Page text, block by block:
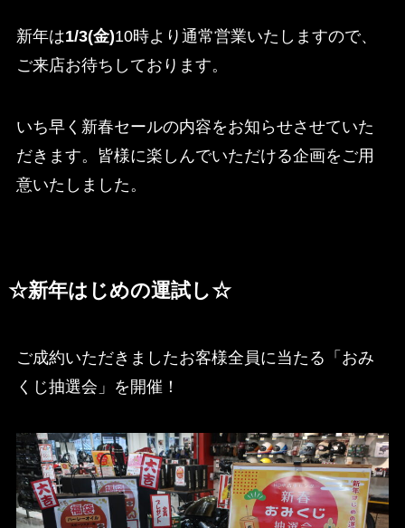
新年は1/3(金)10時より通常営業いたしますので、
ご来店お待ちしております。
いち早く新春セールの内容をお知らせさせていた
だきます。皆様に楽しんでいただける企画をご用
意いたしました。
☆新年はじめの運試し☆
ご成約いただきましたお客様全員に当たる「おみ
くじ抽選会」を開催！